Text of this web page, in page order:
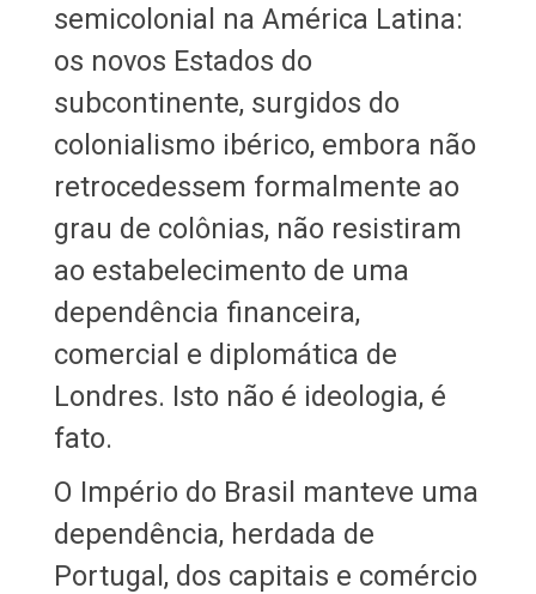
semicolonial na América Latina:
os novos Estados do
subcontinente, surgidos do
colonialismo ibérico, embora não
retrocedessem formalmente ao
grau de colônias, não resistiram
ao estabelecimento de uma
dependência financeira,
comercial e diplomática de
Londres. Isto não é ideologia, é
fato.
O Império do Brasil manteve uma
dependência, herdada de
Portugal, dos capitais e comércio